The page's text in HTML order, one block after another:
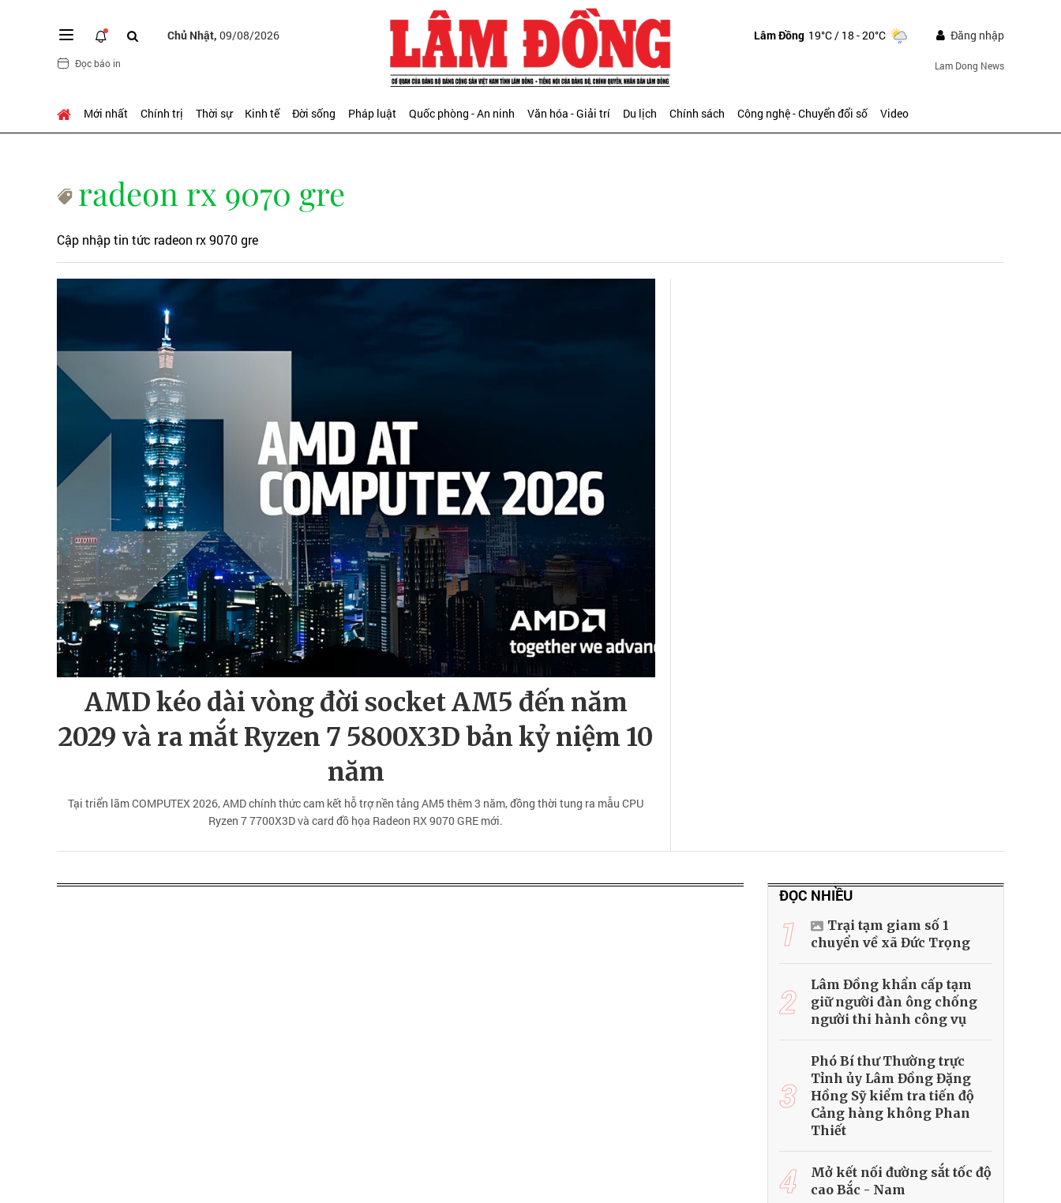
Chủ Nhật, 09/08/2026
Đọc báo in
Lâm Đồng 19°C/ 18 - 20°C Đăng nhập
Lam Dong News
Mới nhất Chính trị Thời sự Kinh tế Đời sống Pháp luật Quốc phòng - An ninh Văn hóa - Giải trí Du lịch Chính sách Công nghệ - Chuyển đổi số Video
radeon rx 9070 gre
Cập nhập tin tức radeon rx 9070 gre
AMD kéo dài vòng đời socket AM5 đến năm
2029 và ra mắt Ryzen 7 5800X3D bản kỷ niệm 10
năm
Tại triển lãm COMPUTEX 2026, AMD chính thức cam kết hỗ trợ nền tảng AM5 thêm 3 năm, đồng thời tung ra mẫu CPU
Ryzen 7 7700X3D và card đồ họa Radeon RX 9070 GRE mới.
ĐỌC NHIỀU
1
Trại tạm giam số 1
chuyển về xã Đức Trọng
2
Lâm Đồng khẩn cấp tạm
giữ người đàn ông chống
người thi hành công vụ
3
Phó Bí thư Thường trực
Tỉnh ủy Lâm Đồng Đặng
Hồng Sỹ kiểm tra tiến độ
Cảng hàng không Phan
Thiết
4
Mở kết nối đường sắt tốc độ
cao Bắc - Nam